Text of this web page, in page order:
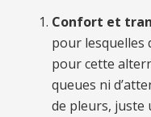
Confort et
pour lesquelles
pour cette
queues ni
de pleurs, juste